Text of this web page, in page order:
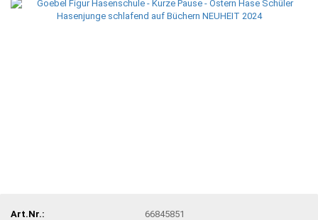
Art.Nr.:
66845851